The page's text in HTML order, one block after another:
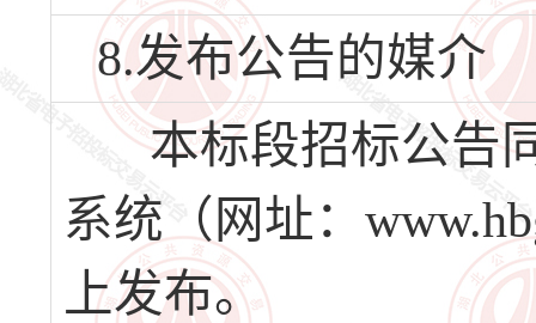
8.发布公告的媒介
本标段招标公告
系统（网址：
上发布。